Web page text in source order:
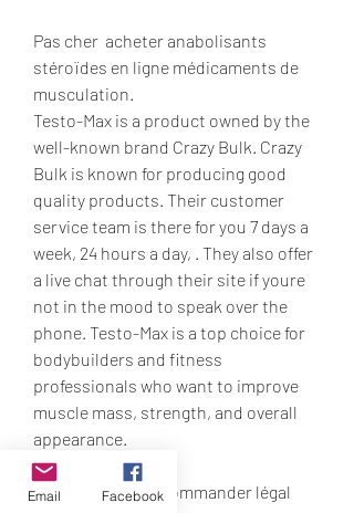
Pas cher  acheter anabolisants
stéroïdes en ligne médicaments de
musculation.
Testo-Max is a product owned by the
well-known brand Crazy Bulk. Crazy
Bulk is known for producing good
quality products. Their customer
service team is there for you 7 days a
week, 24 hours a day, . They also offer
a live chat through their site if youre
not in the mood to speak over the
phone. Testo-Max is a top choice for
bodybuilders and fitness
professionals who want to improve
muscle mass, strength, and overall
appearance.
Anavar axe hpta, commander légal
Email Facebook